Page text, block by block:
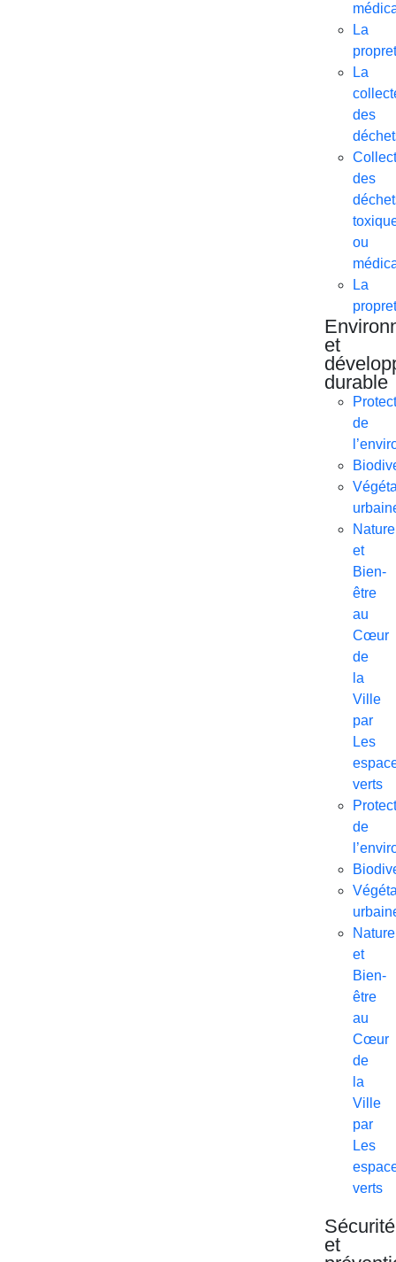
La
La
des
des
ou
La
et
durable
de
Nature
et
Bien-
être
au
Cœur
de
la
Ville
par
Les
verts
de
Nature
et
Bien-
être
au
Cœur
de
la
Ville
par
Les
verts
Sécurité
et